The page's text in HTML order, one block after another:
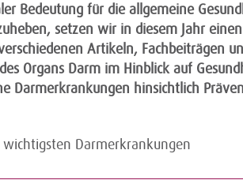
Bedeutung für die allgemeine
setzen wir in diesem Jahr
Artikeln, Fachbeiträgen
Organs Darm im Hinblick auf
Darmerkrankungen hinsichtlich